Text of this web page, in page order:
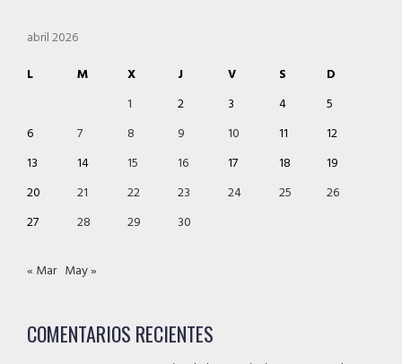
abril 2026
L
M X J V S
D
1
2 3 4
5
6
7 8 9 10 11
12
13
14 15 16 17 18
19
20
21 22 23 24 25
26
27
28 29 30
« Mar May »
COMENTARIOS RECIENTES